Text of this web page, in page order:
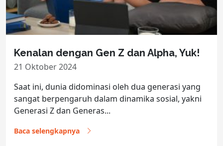
Kenalan dengan Gen Z dan Alpha, Yuk!
21 Oktober 2024
Saat ini, dunia didominasi oleh dua generasi yang
sangat berpengaruh dalam dinamika sosial, yakni
Generasi Z dan Generas...
Baca selengkapnya